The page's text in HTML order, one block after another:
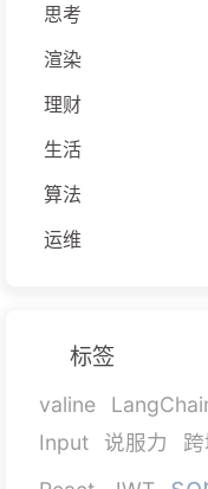
思考
渲染
理财
生活
算法
运维
标签
valine
Input
说服力